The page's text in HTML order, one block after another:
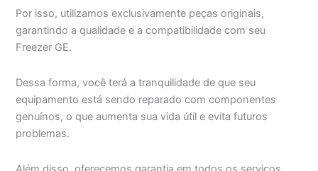
Por isso, utilizamos exclusivamente peças originais,
garantindo a qualidade e a compatibilidade com seu
Freezer GE.
Dessa forma, você terá a tranquilidade de que seu
equipamento está sendo reparado com componentes
genuínos, o que aumenta sua vida útil e evita futuros
problemas.